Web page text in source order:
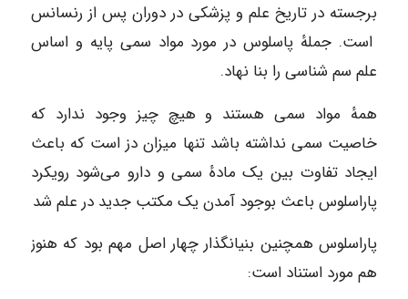
برجسته در تاریخ علم و پزشکی در دوران پس از رنسانس
است. جملهٔ پاسلوس در مورد مواد سمی پایه و اساس
علم سم شناسی را بنا نهاد.
همهٔ مواد سمی هستند و هیچ چیز وجود ندارد که
خاصیت سمی نداشته باشد تنها میزان دز است که باعث
ایجاد تفاوت بین یک مادهٔ سمی و دارو می‌شود رویکرد
پاراسلوس باعث بوجود آمدن یک مکتب جدید در علم شد
پاراسلوس همچنین بنیانگذار چهار اصل مهم بود که هنوز
هم مورد استناد است: